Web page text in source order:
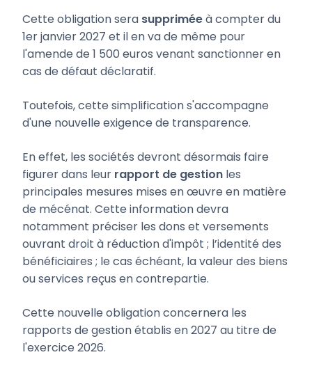
Cette obligation sera suppriméeà compter du
1er janvier 2027 et il en va de même pour
l'amende de 1 500 euros venant sanctionner en
cas de défaut déclaratif.
Toutefois, cette simplification s'accompagne
d'une nouvelle exigence de transparence.
En effet, les sociétés devront désormais faire
figurer dans leur rapport de gestion les
principales mesures mises en œuvre en matière
de mécénat. Cette information devra
notamment préciser les dons et versements
ouvrant droit à réduction d'impôt ; l’identité des
bénéficiaires ; le cas échéant, la valeur des biens
ou services reçus en contrepartie.
Cette nouvelle obligation concernera les
rapports de gestion établis en 2027 au titre de
l'exercice 2026.